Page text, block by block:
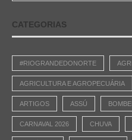
CATEGORIAS
#RIOGRANDEDONORTE
AGRICULTURA E AGROPECUÁRIA
ARTIGOS ASSÚ
CARNAVAL 2026 CHUVA